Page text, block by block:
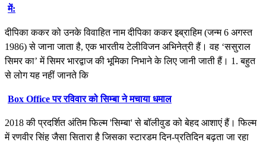
में:
दीपिका ककर को उनके विवाहित नाम दीपिका ककर इब्राहिम (जन्म 6 अगस्त
1986) से जाना जाता है, एक भारतीय टेलीविजन अभिनेत्री हैं। वह ‘ससुराल
सिमर का’ में सिमर भारद्वाज की भूमिका निभाने के लिए जानी जाती हैं। 1. बहुत
से लोग यह नहीं जानते कि
Box Office पर रविवार को सिम्बा ने मचाया धमाल
2018 की प्रदर्शित अंतिम फिल्म 'सिम्बा' से बॉलीवुड को बेहद आशाएं हैं। फिल्म
में रणवीर सिंह जैसा सितारा है जिसका स्टारडम दिन-प्रतिदिन बढ़ता जा रहा